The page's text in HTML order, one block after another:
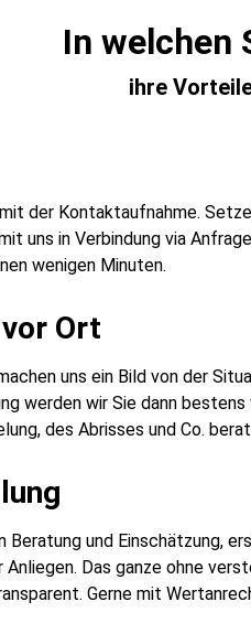
In welchen
ihre
der Kontaktaufnahme.
uns in Verbindung via
wenigen Minuten.
Ort
uns ein Bild von der
werden wir Sie dann bestens
des Abrisses und Co.
Beratung und Einschätzung,
Anliegen. Das ganze ohne
Gerne mit